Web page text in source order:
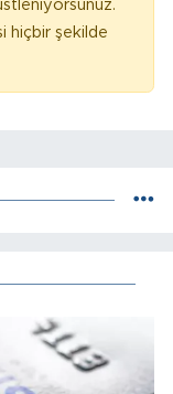
hiçbir şekilde